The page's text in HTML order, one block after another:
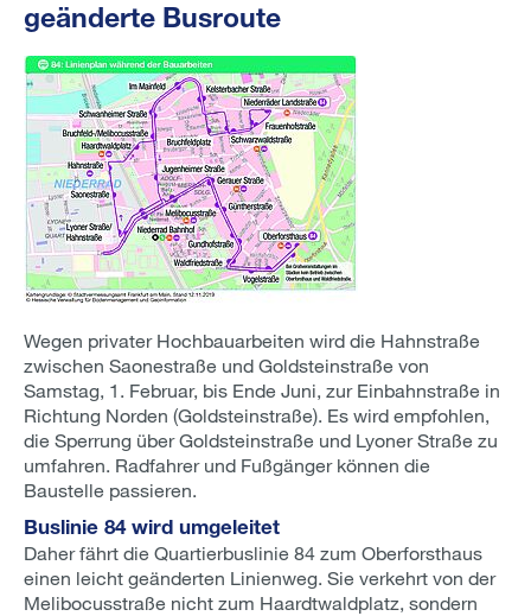
geänderte Busroute
Wegen privater Hochbauarbeiten wird die Hahnstraße
zwischen Saonestraße und Goldsteinstraße von
Samstag, 1. Februar, bis Ende Juni, zur Einbahnstraße in
Richtung Norden (Goldsteinstraße). Es wird empfohlen,
die Sperrung über Goldsteinstraße und Lyoner Straße zu
umfahren. Radfahrer und Fußgänger können die
Baustelle passieren.
Buslinie 84 wird umgeleitet
Daher fährt die Quartierbuslinie 84 zum Oberforsthaus
einen leicht geänderten Linienweg. Sie verkehrt von der
Melibocusstraße nicht zum Haardtwaldplatz, sondern